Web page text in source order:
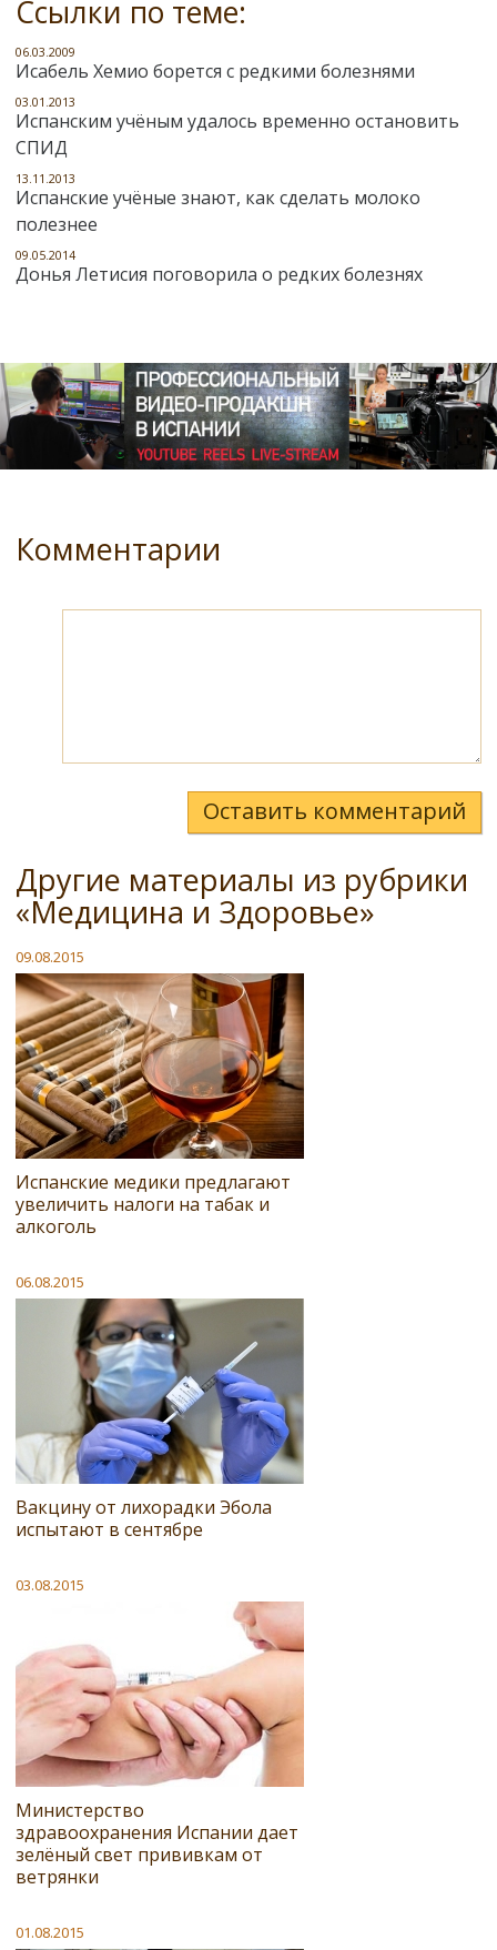
Ссылки по теме:
06.03.2009
Исабель Хемио борется с редкими болезнями
03.01.2013
Испанским учёным удалось временно остановить
СПИД
13.11.2013
Испанские учёные знают, как сделать молоко
полезнее
09.05.2014
Донья Летисия поговорила о редких болезнях
Комментарии
Оставить комментарий
Другие материалы из рубрики
«Медицина и Здоровье»
09.08.2015
Испанские медики предлагают
увеличить налоги на табак и
алкоголь
06.08.2015
Вакцину от лихорадки Эбола
испытают в сентябре
03.08.2015
Министерство
здравоохранения Испании дает
зелёный свет прививкам от
ветрянки
01.08.2015